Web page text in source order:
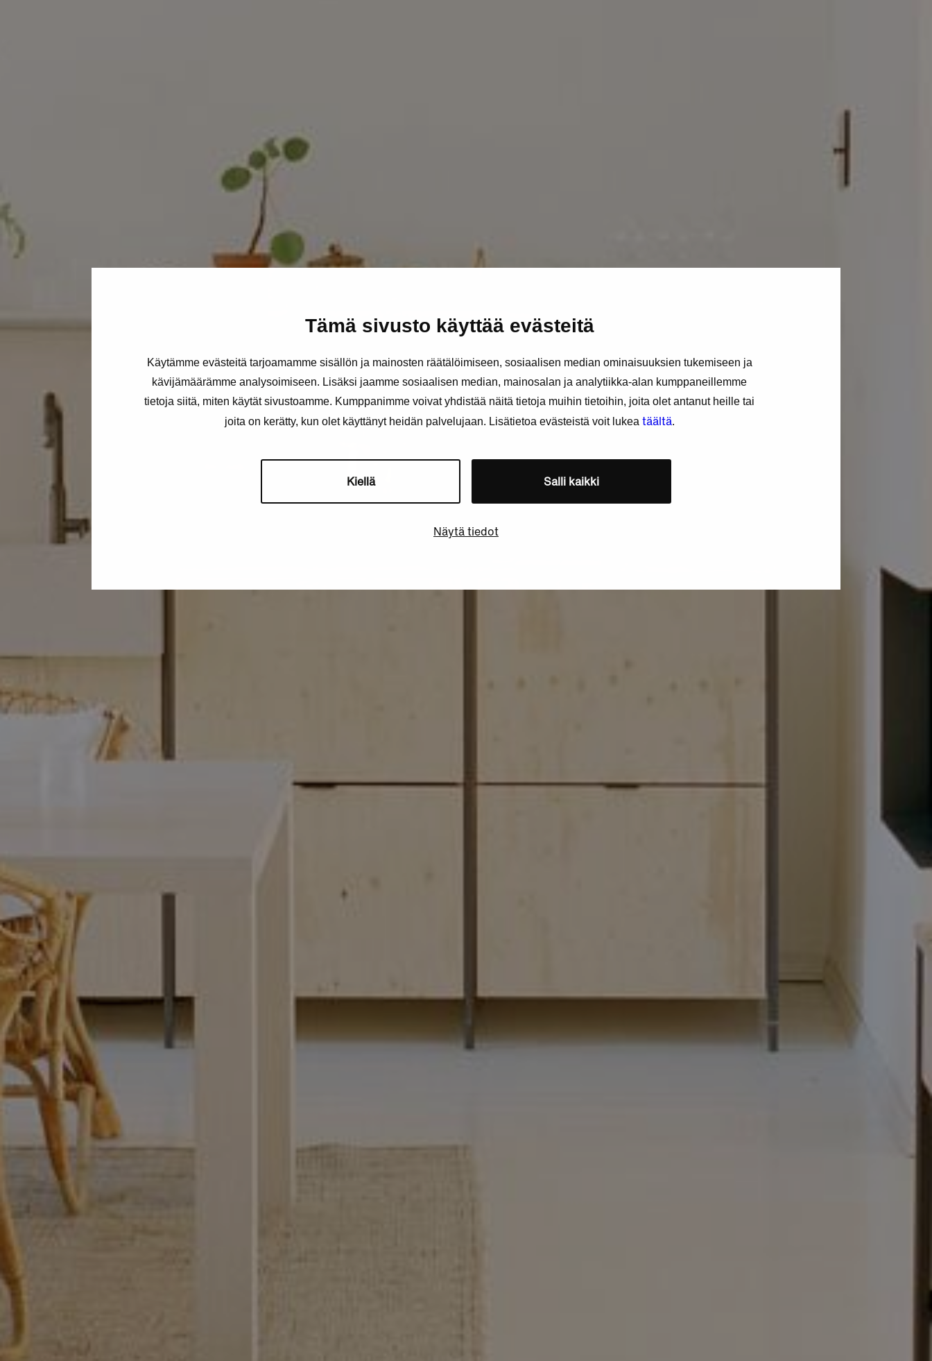
Tämä sivusto käyttää evästeitä
Käytämme evästeitä tarjoamamme sisällön ja mainosten räätälöimiseen, sosiaalisen median ominaisuuksien tukemiseen ja
kävijämäärämme analysoimiseen. Lisäksi jaamme sosiaalisen median, mainosalan ja analytiikka-alan kumppaneillemme
tietoja siitä, miten käytät sivustoamme. Kumppanimme voivat yhdistää näitä tietoja muihin tietoihin, joita olet antanut heille tai
joita on kerätty, kun olet käyttänyt heidän palvelujaan. Lisätietoa evästeistä voit lukea täältä.
Kiellä Salli kaikki
Näytä tiedot